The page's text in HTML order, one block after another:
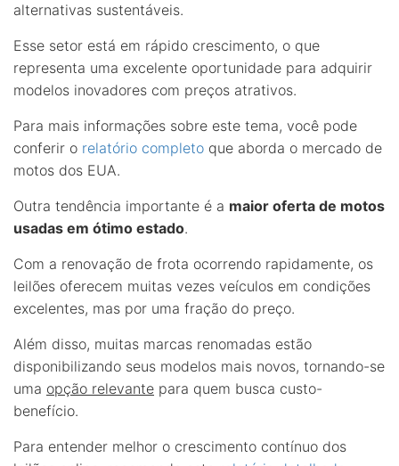
alternativas sustentáveis.
Esse setor está em rápido crescimento, o que
representa uma excelente oportunidade para adquirir
modelos inovadores com preços atrativos.
Para mais informações sobre este tema, você pode
conferir o relatório completo que aborda o mercado de
motos dos EUA.
Outra tendência importante é a maior oferta de motos
usadas em ótimo estado.
Com a renovação de frota ocorrendo rapidamente, os
leilões oferecem muitas vezes veículos em condições
excelentes, mas por uma fração do preço.
Além disso, muitas marcas renomadas estão
disponibilizando seus modelos mais novos, tornando-se
uma opção relevante para quem busca custo-
benefício.
Para entender melhor o crescimento contínuo dos